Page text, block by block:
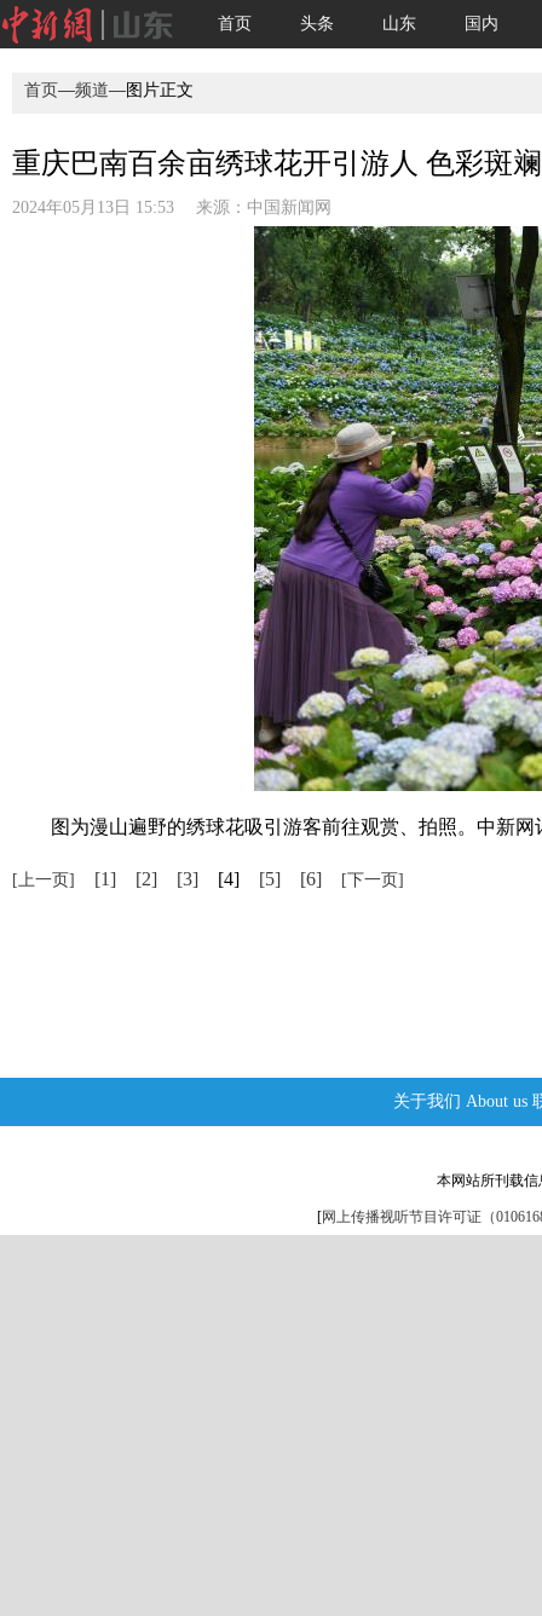
首页 头条 山东 国内
首页—频道—图片正文
重庆巴南百余亩绣球花开引游人 色彩斑
2024年05月13日 15:53 来源： 中国新闻网
图为漫山遍野的绣球花吸引游客前往观赏、拍照。中新网
[上一页] [1] [2] [3] [4] [5] [6] [下一页]
关于我们 About us
本网站所刊载
[网上传播视听节目许可证（